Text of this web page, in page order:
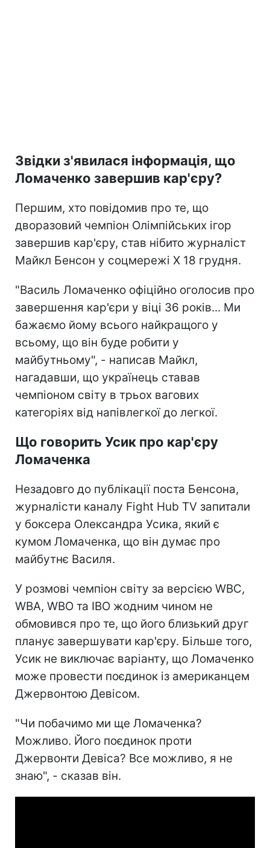
Звідки з'явилася інформація, що
Ломаченко завершив кар'єру?
Першим, хто повідомив про те, що
дворазовий чемпіон Олімпійських ігор
завершив кар'єру, став нібито журналіст
Майкл Бенсон у соцмережі Х 18 грудня.
"Василь Ломаченко офіційно оголосив про
завершення кар'єри у віці 36 років... Ми
бажаємо йому всього найкращого у
всьому, що він буде робити у
майбутньому", - написав Майкл,
нагадавши, що українець ставав
чемпіоном світу в трьох вагових
категоріях від напівлегкої до легкої.
Що говорить Усик про кар'єру
Ломаченка
Незадовго до публікації поста Бенсона,
журналісти каналу Fight Hub TV запитали
у боксера Олександра Усика, який є
кумом Ломаченка, що він думає про
майбутнє Василя.
У розмові чемпіон світу за версією WBC,
WBA, WBO та IBO жодним чином не
обмовився про те, що його близький друг
планує завершувати кар'єру. Більше того,
Усик не виключає варіанту, що Ломаченко
може провести поєдинок із американцем
Джервонтою Девісом.
"Чи побачимо ми ще Ломаченка?
Можливо. Його поєдинок проти
Джервонти Девіса? Все можливо, я не
знаю", - сказав він.